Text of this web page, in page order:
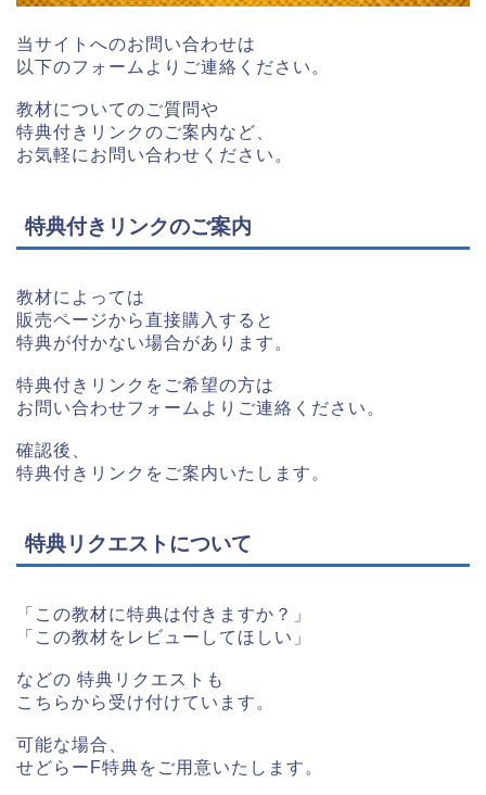
当サイトへのお問い合わせは
以下のフォームよりご連絡ください。
教材についてのご質問や
特典付きリンクのご案内など、
お気軽にお問い合わせください。
特典付きリンクのご案内
教材によっては
販売ページから直接購入すると
特典が付かない場合があります。
特典付きリンクをご希望の方は
お問い合わせフォームよりご連絡ください。
確認後、
特典付きリンクをご案内いたします。
特典リクエストについて
「この教材に特典は付きますか？」
「この教材をレビューしてほしい」
などの 特典リクエストも
こちらから受け付けています。
可能な場合、
せどらーF特典をご用意いたします。